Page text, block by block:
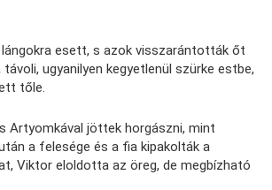
esett, s azok visszarántották őt
ugyanilyen kegyetlenül szürke estbe,
tőle.
Artyomkával jöttek horgászni, mint
a felesége és a fia kipakolták a
Viktor eloldotta az öreg, de megbízható